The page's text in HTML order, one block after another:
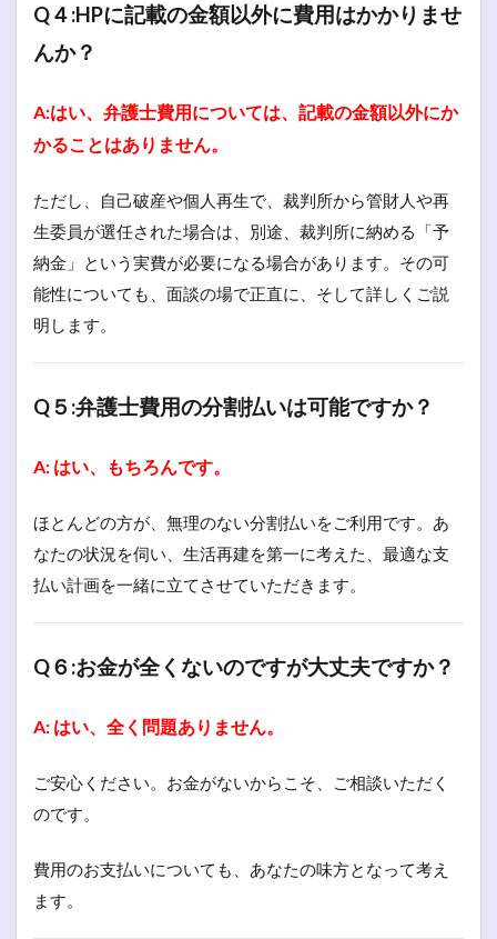
Q４:HPに記載の金額以外に費用はかかりませ
んか？
A:はい、弁護士費用については、記載の金額以外にか
かることはありません。
ただし、自己破産や個人再生で、裁判所から管財人や再
生委員が選任された場合は、別途、裁判所に納める「予
納金」という実費が必要になる場合があります。その可
能性についても、面談の場で正直に、そして詳しくご説
明します。
Q５:弁護士費用の分割払いは可能ですか？
A: はい、もちろんです。
ほとんどの方が、無理のない分割払いをご利用です。あ
なたの状況を伺い、生活再建を第一に考えた、最適な支
払い計画を一緒に立てさせていただきます。
Q６:お金が全くないのですが大丈夫ですか？
A: はい、全く問題ありません。
ご安心ください。お金がないからこそ、ご相談いただく
のです。
費用のお支払いについても、あなたの味方となって考え
ます。